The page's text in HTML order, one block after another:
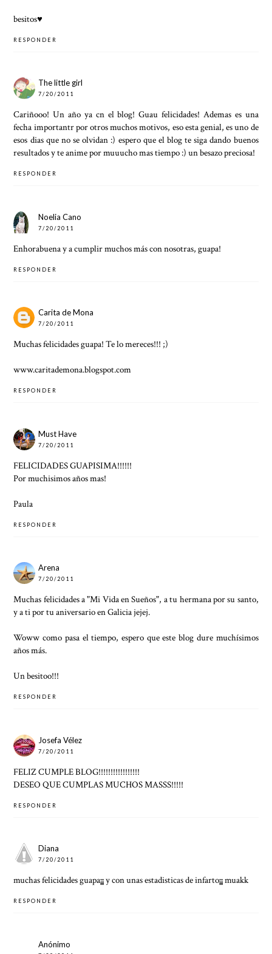
besitos♥
RESPONDER
The little girl
7/20/2011
Cariñooo! Un año ya cn el blog! Guau felicidades! Ademas es una
fecha importantr por otros muchos motivos, eso esta genial, es uno de
esos dias que no se olvidan :) espero que el blog te siga dando buenos
resultados y te anime por muuucho mas tiempo :) un besazo preciosa!
RESPONDER
Noelia Cano
7/20/2011
Enhorabuena y a cumplir muchos más con nosotras, guapa!
RESPONDER
Carita de Mona
7/20/2011
Muchas felicidades guapa! Te lo mereces!!! ;)
www.caritademona.blogspot.com
RESPONDER
Must Have
7/20/2011
FELICIDADES GUAPISIMA!!!!!!
Por muchisimos años mas!
Paula
RESPONDER
Arena
7/20/2011
Muchas felicidades a "Mi Vida en Sueños", a tu hermana por su santo,
y a ti por tu aniversario en Galicia jejej.
Woww como pasa el tiempo, espero que este blog dure muchísimos
años más.
Un besitoo!!!
RESPONDER
Josefa Vélez
7/20/2011
FELIZ CUMPLE BLOG!!!!!!!!!!!!!!!!!
DESEO QUE CUMPLAS MUCHOS MASSS!!!!!
RESPONDER
Diana
7/20/2011
muchas felicidades guapa¡¡¡ y con unas estadisticas de infarto¡¡¡ muakk
RESPONDER
Anónimo